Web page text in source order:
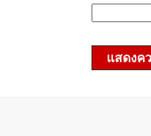
แสดงค